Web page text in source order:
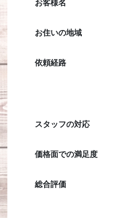
お客様名
お住いの地域
依頼経路
スタッフの対応
価格面での満足度
総合評価